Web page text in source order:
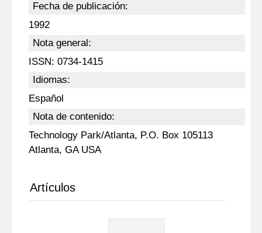
Fecha de publicación:
1992
Nota general:
ISSN: 0734-1415
Idiomas:
Español
Nota de contenido:
Technology Park/Atlanta, P.O. Box 105113
Atlanta, GA USA
Artículos